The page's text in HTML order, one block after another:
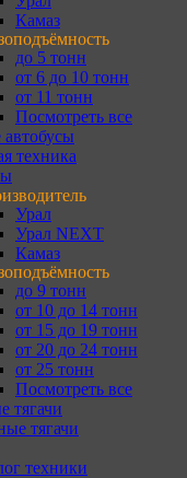
Камаз
до 5 тонн
от 6 до 10 тонн
от 11 тонн
Посмотреть все
техника
Урал
Урал NEXT
Камаз
до 9 тонн
от 10 до 14 тонн
от 15 до 19 тонн
от 20 до 24 тонн
от 25 тонн
Посмотреть все
тягачи
тягачи
техники